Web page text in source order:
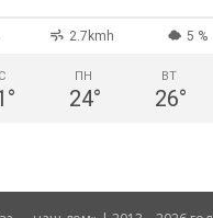
2.7kmh 5 %
°
ПН
24°
ВТ
26°